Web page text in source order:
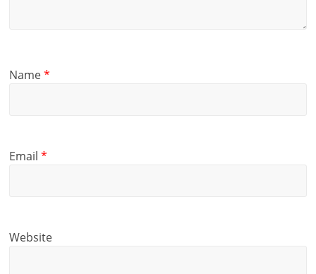
Name*
Email*
Website